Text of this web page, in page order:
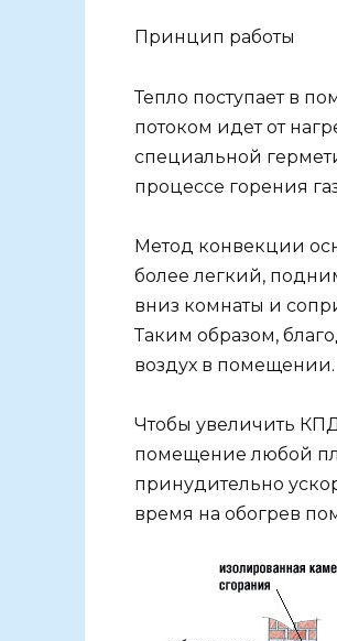
Принцип работы
Тепло поступает в
потоком идет от
специальной
процессе горения
Метод конвекции
более легкий,
вниз комнаты и
Таким образом,
воздух в помещении.
Чтобы увеличить
помещение любой
принудительно
время на обогрев